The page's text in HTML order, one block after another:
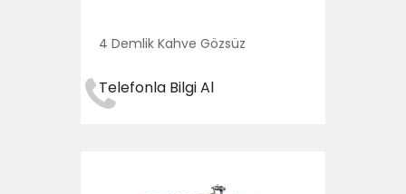
4 Demlik Kahve Gözsüz
Telefonla Bilgi Al